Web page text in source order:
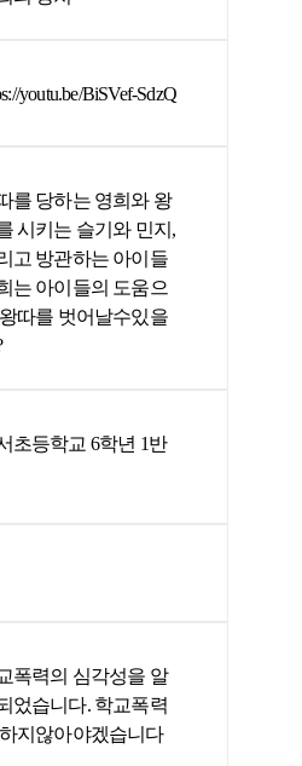
youtu.be/BiSVef-SdzQ
를 당하는 영희와 왕
시키는 슬기와 민지,
고 방관하는 아이들
는 아이들의 도움으
따를 벗어날수있을
초등학교 6학년 1반
폭력의 심각성을 알
었습니다. 학교폭력
지않아야겠습니다